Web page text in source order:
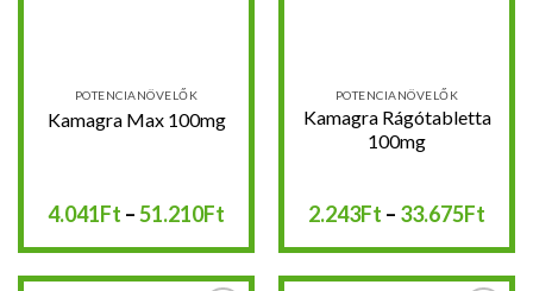
POTENCIANÖVELŐK
Kamagra Max 100mg
4.041Ft –51.210Ft Ártartomány:
-
51.210Ft
POTENCIANÖVELŐK
Kamagra Rágótabletta
100mg
2.243Ft – 33.675Ft
-